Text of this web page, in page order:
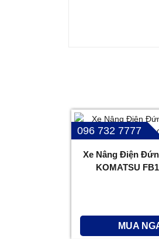
096 732 7777
Xe Nâng Điện
KOMATSU
MUA